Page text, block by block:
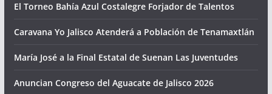
El Torneo Bahía Azul Costalegre Forjador de Talentos
Caravana Yo Jalisco Atenderá a Población de Tenamaxtlán
María José a la Final Estatal de Suenan Las Juventudes
Anuncian Congreso del Aguacate de Jalisco 2026